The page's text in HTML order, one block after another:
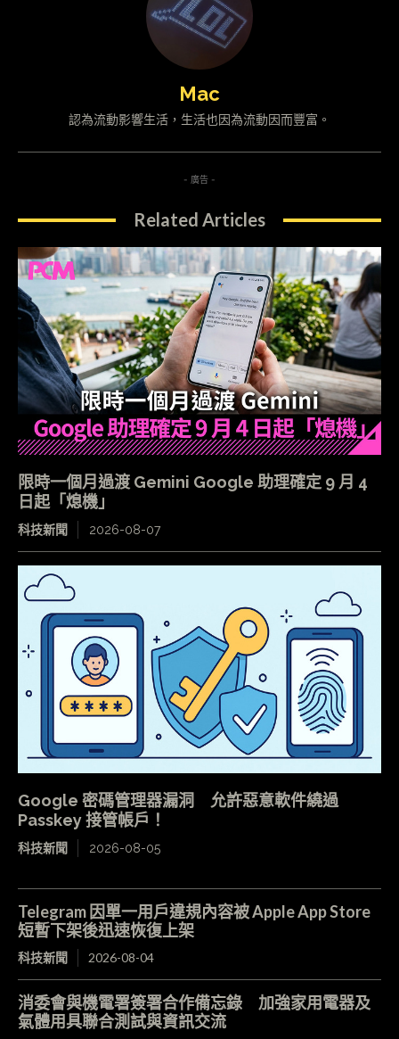
Mac
認為流動影響生活，生活也因為流動因而豐富。
- 廣告 -
Related Articles
限時一個月過渡 Gemini Google 助理確定 9 月 4
日起「熄機」
科技新聞 2026-08-07
Google 密碼管理器漏洞 允許惡意軟件繞過
Passkey 接管帳戶！
科技新聞 2026-08-05
Telegram 因單一用戶違規內容被 Apple App Store
短暫下架後迅速恢復上架
科技新聞 2026-08-04
消委會與機電署簽署合作備忘錄 加強家用電器及
氣體用具聯合測試與資訊交流